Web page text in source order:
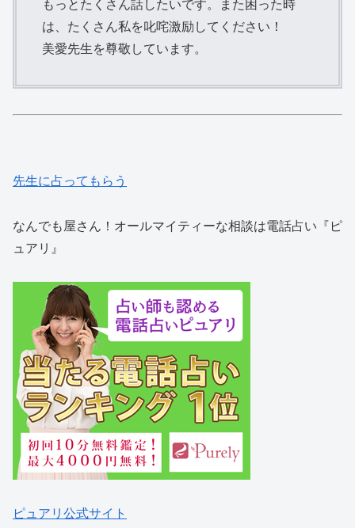
もっとたくさん話したいです。また困った時
は、たくさん私を叱咤激励してください！
美愛先生を尊敬しています。
先生に占ってもらう
なんでも屋さん！オールマイティーな相談は電話占い『ピ
ュアリ』
ピュアリ公式サイト